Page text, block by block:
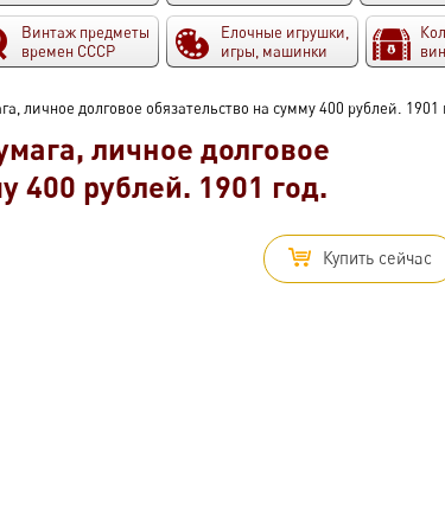
Винтаж предметы
времен СССР
Елочные игрушки,
игры, машинки
личное долговое обязательство на сумму 400 рублей. 1901
личное долговое
400 рублей. 1901 год.
Купить сейчас